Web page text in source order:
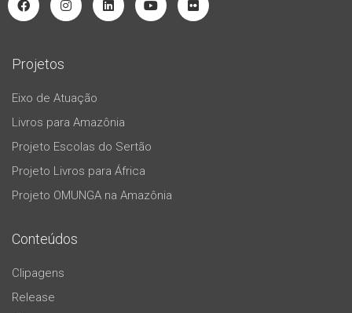
Projetos
Eixo de Atuação
Livros para Amazônia
Projeto Escolas do Sertão
Projeto Livros para África
Projeto OMUNGA na Amazônia
Conteúdos
Clipagens
Release